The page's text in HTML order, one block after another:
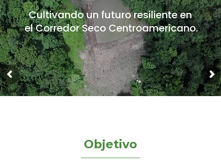
Cultivando un futuro resiliente en
el Corredor Seco Centroamericano.
Objetivo